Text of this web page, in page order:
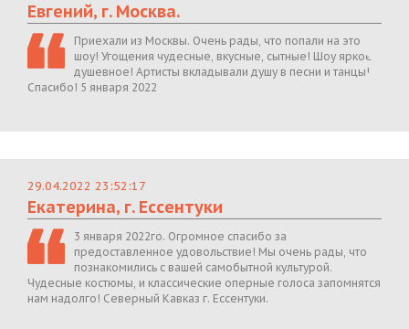
Евгений, г. Москва.
Приехали из Москвы. Очень рады, что попали на это
шоу! Угощения чудесные, вкусные, сытные! Шоу яркое,
душевное! Артисты вкладывали душу в песни и танцы!
Спасибо! 5 января 2022
29.04.2022 23:52:17
Екатерина, г. Ессентуки
3 января 2022го. Огромное спасибо за
предоставленное удовольствие! Мы очень рады, что
познакомились с вашей самобытной культурой.
Чудесные костюмы, и классические оперные голоса запомнятся
нам надолго! Северный Кавказ г. Ессентуки.